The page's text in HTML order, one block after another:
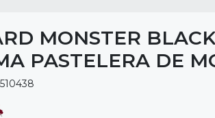
MONSTER
PASTELERA DE